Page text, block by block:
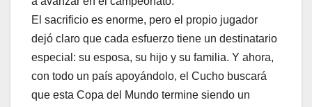
El sacrificio es enorme, pero el propio jugador
dejó claro que cada esfuerzo tiene un destinatario
especial: su esposa, su hijo y su familia. Y ahora,
con todo un país apoyándolo, el Cucho buscará
que esta Copa del Mundo termine siendo un